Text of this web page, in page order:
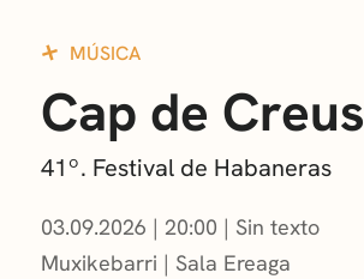
MÚSICA
Cap de Creus
41º. Festival de Habaneras
03.09.2026 | 20:00
Sin texto
Muxikebarri | Sala Ereaga